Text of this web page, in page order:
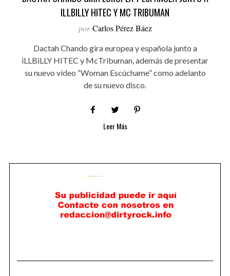
ILLBILLY HITEC Y MC TRIBUMAN
por Carlos Pérez Báez
Dactah Chando gira europea y española junto a
iLLBiLLY HITEC y McTribuman, además de presentar
su nuevo vídeo “Woman Escúchame” como adelanto
de su nuevo disco.
Leer Más